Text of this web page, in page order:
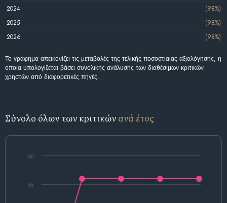
2024
(98%)
2025
(98%)
2026
(98%)
Το γράφημα απεικονίζει τις μεταβολές της τελικής ποσοστιαίας αξιολόγησης, η
οποία υπολογίζεται βάσει συνολικής ανάλυσης των διαθέσιμων κριτικών
χρηστών από διαφορετικές πηγές.
Σύνολο όλων των κριτικών ανά έτος
55
60